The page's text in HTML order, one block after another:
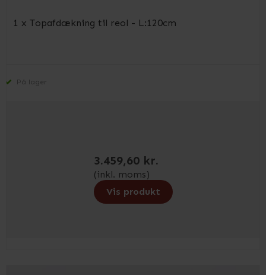
1 x Topafdækning til reol - L:120cm
På lager
3.459,60 kr.
(inkl. moms)
Vis produkt